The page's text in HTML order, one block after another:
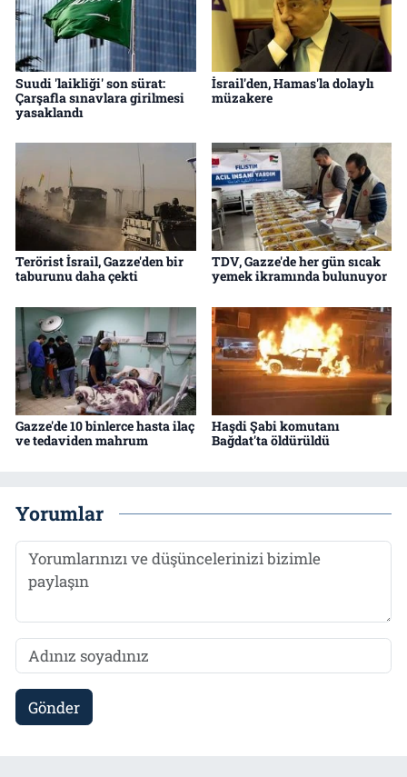
Suudi 'laikliği' son sürat:
Çarşafla sınavlara girilmesi
yasaklandı
İsrail'den, Hamas'la dolaylı
müzakere
Terörist İsrail, Gazze'den bir
taburunu daha çekti
TDV, Gazze'de her gün sıcak
yemek ikramında bulunuyor
Gazze'de 10 binlerce hasta ilaç
ve tedaviden mahrum
Haşdi Şabi komutanı
Bağdat'ta öldürüldü
Yorumlar
Gönder